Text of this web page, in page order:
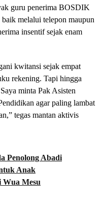
guru penerima BOSDIK
melalui telepon maupun
insentif sejak enam
kwitansi sejak empat
rekening. Tapi hingga
minta Pak Asisten
agar paling lambat
tegas mantan aktivis
Penolong Abadi
Anak
Wua Mesu